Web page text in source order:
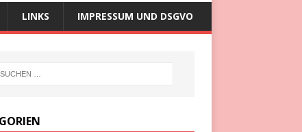
LINKS IMPRESSUM UND DSGVO